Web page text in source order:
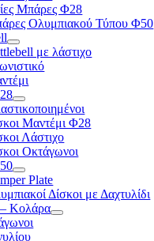
Μπάρες Φ28
Ολυμπιακού Τύπου Φ50
με λάστιχο
Μαντέμι Φ28
Λάστιχο
Οκτάγωνοι
Plate
Δίσκοι με Δαχτυλίδι
Κολάρα